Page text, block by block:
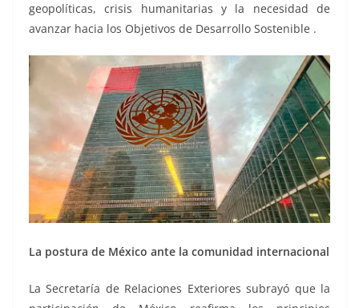
geopolíticas, crisis humanitarias y la necesidad de
avanzar hacia los Objetivos de Desarrollo Sostenible .
La postura de México ante la comunidad internacional
La Secretaría de Relaciones Exteriores subrayó que la